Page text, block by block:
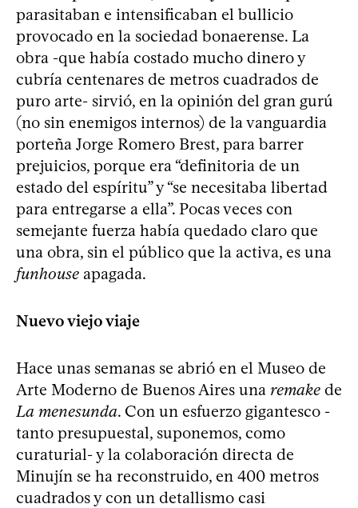
parasitaban e intensificaban el bullicio
provocado en la sociedad bonaerense. La
obra -que había costado mucho dinero y
cubría centenares de metros cuadrados de
puro arte- sirvió, en la opinión del gran gurú
(no sin enemigos internos) de la vanguardia
porteña Jorge Romero Brest, para barrer
prejuicios, porque era “definitoria de un
estado del espíritu” y “se necesitaba libertad
para entregarse a ella”. Pocas veces con
semejante fuerza había quedado claro que
una obra, sin el público que la activa, es una
funhouse apagada.
Nuevo viejo viaje
Hace unas semanas se abrió en el Museo de
Arte Moderno de Buenos Aires una remake de
La menesunda. Con un esfuerzo gigantesco -
tanto presupuestal, suponemos, como
curaturial- y la colaboración directa de
Minujín se ha reconstruido, en 400 metros
cuadrados y con un detallismo casi